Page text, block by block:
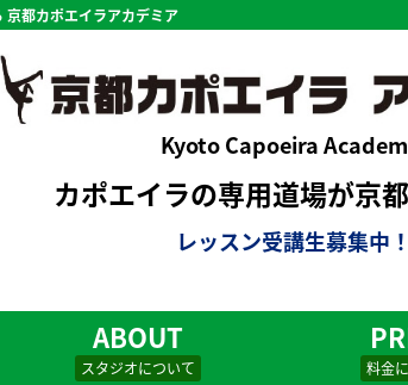
京都カポエイラアカデミア
Kyoto Capoeira
カポエイラの専用道場が京
レッスン受講生募集中！
ABOUT
スタジオについて 料金